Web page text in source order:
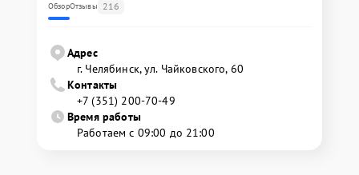
ОбзорОтзывы 216
Адрес
г. Челябинск, ул. Чайковского, 60
Контакты
+7 (351) 200-70-49
Время работы
Работаем с 09:00 до 21:00